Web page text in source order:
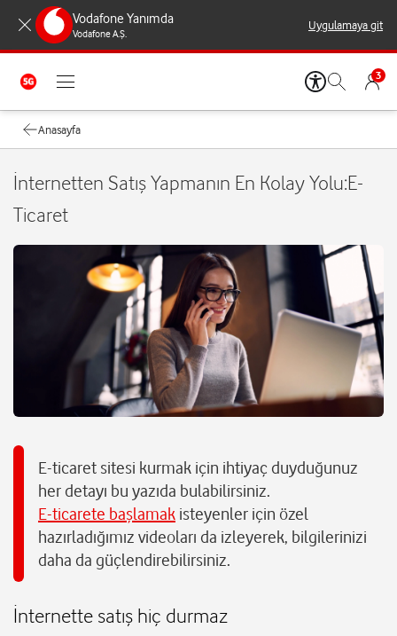
Vodafone Yanımda
Vodafone A.Ş.
Uygulamaya git
3
Anasayfa
İnternetten Satış Yapmanın En Kolay Yolu:E-
Ticaret
E-ticaret sitesi kurmak için ihtiyaç duyduğunuz
her detayı bu yazıda bulabilirsiniz.
E-ticarete başlamak isteyenler için özel
hazırladığımız videoları da izleyerek, bilgilerinizi
daha da güçlendirebilirsiniz.
İnternette satış hiç durmaz